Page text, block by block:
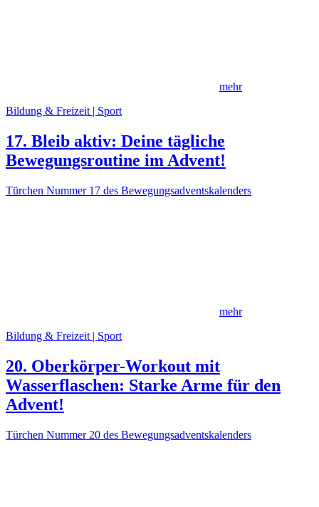
mehr
Bildung & Freizeit | Sport
17. Bleib aktiv: Deine tägliche
Bewegungsroutine im Advent!
Türchen Nummer 17 des Bewegungsadventskalenders
mehr
Bildung & Freizeit | Sport
20. Oberkörper-Workout mit
Wasserflaschen: Starke Arme für den
Advent!
Türchen Nummer 20 des Bewegungsadventskalenders